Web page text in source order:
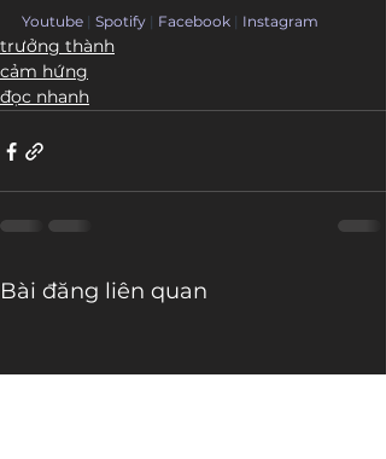
Youtube | Spotify | Facebook | Instagram
trưởng thành
cảm hứng
đọc nhanh
Bài đăng liên quan